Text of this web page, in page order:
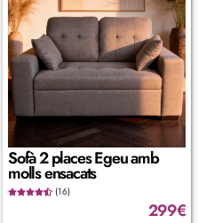
Sofà 2 places Egeu amb
molls ensacats
(16)
299€